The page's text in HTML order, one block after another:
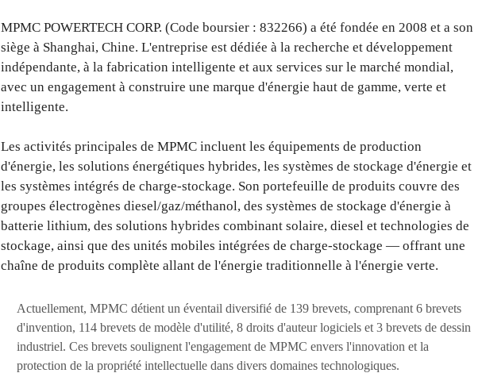
MPMC POWERTECH CORP. (Code boursier : 832266) a été fondée en 2008 et a son
siège à Shanghai, Chine. L'entreprise est dédiée à la recherche et développement
indépendante, à la fabrication intelligente et aux services sur le marché mondial,
avec un engagement à construire une marque d'énergie haut de gamme, verte et
intelligente.
Les activités principales de MPMC incluent les équipements de production
d'énergie, les solutions énergétiques hybrides, les systèmes de stockage d'énergie et
les systèmes intégrés de charge-stockage. Son portefeuille de produits couvre des
groupes électrogènes diesel/gaz/méthanol, des systèmes de stockage d'énergie à
batterie lithium, des solutions hybrides combinant solaire, diesel et technologies de
stockage, ainsi que des unités mobiles intégrées de charge-stockage — offrant une
chaîne de produits complète allant de l'énergie traditionnelle à l'énergie verte.
Actuellement, MPMC détient un éventail diversifié de 139 brevets, comprenant 6 brevets
d'invention, 114 brevets de modèle d'utilité, 8 droits d'auteur logiciels et 3 brevets de dessin
industriel. Ces brevets soulignent l'engagement de MPMC envers l'innovation et la
protection de la propriété intellectuelle dans divers domaines technologiques.